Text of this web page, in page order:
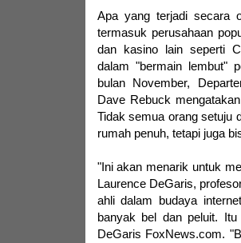
Apa yang terjadi secara
termasuk perusahaan
dan kasino lain seperti
dalam "bermain lembut"
bulan November,
Dave Rebuck
Tidak semua orang setuju
rumah penuh, tetapi juga
"Ini akan menarik untuk
Laurence DeGaris,
ahli dalam budaya
banyak bel dan peluit.
DeGaris FoxNews.com.